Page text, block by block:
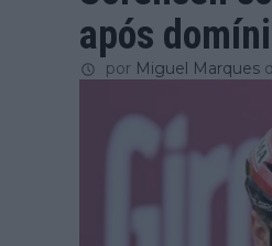
após
por Miguel Marques